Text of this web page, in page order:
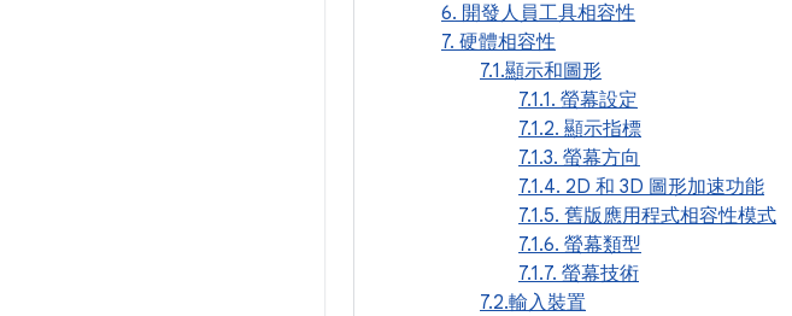
6. 開發人員工具相容性
7. 硬體相容性
7.1.顯示和圖形
7.1.1. 螢幕設定
7.1.2. 顯示指標
7.1.3. 螢幕方向
7.1.4. 2D 和 3D 圖形加速功能
7.1.5. 舊版應用程式相容性模式
7.1.6. 螢幕類型
7.1.7. 螢幕技術
7.2.輸入裝置